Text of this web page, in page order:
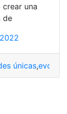
to Epoxyn,
crear una
de
únicas,